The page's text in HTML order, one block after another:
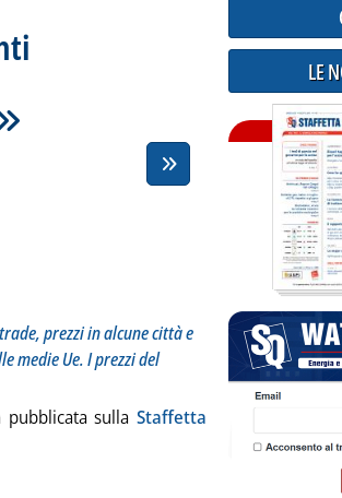
prezzi delle compagnie, prezzi sulle autostrade, prezzi in
prezzi in alcune città e
medie Ue. I prezzi del
pubblicata sulla Staffetta
Leggi tutta la notizia: 'Staffetta Prezzi Rete '
LE